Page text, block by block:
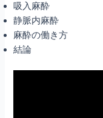
吸入麻酔
静脈内麻酔
麻酔の働き方
結論